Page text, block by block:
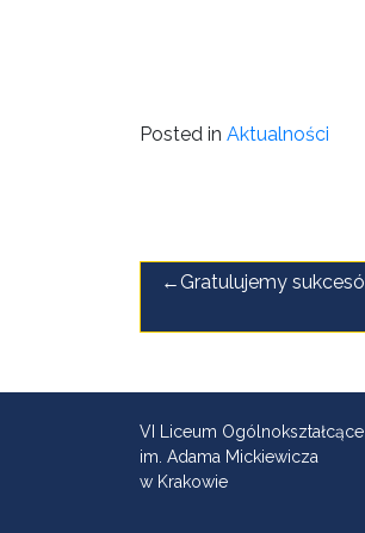
Posted in Aktualności
Nawigacja
wpisu
Gratulujemy
VI Liceum Ogólnokształcące
im. Adama Mickiewicza
w Krakowie